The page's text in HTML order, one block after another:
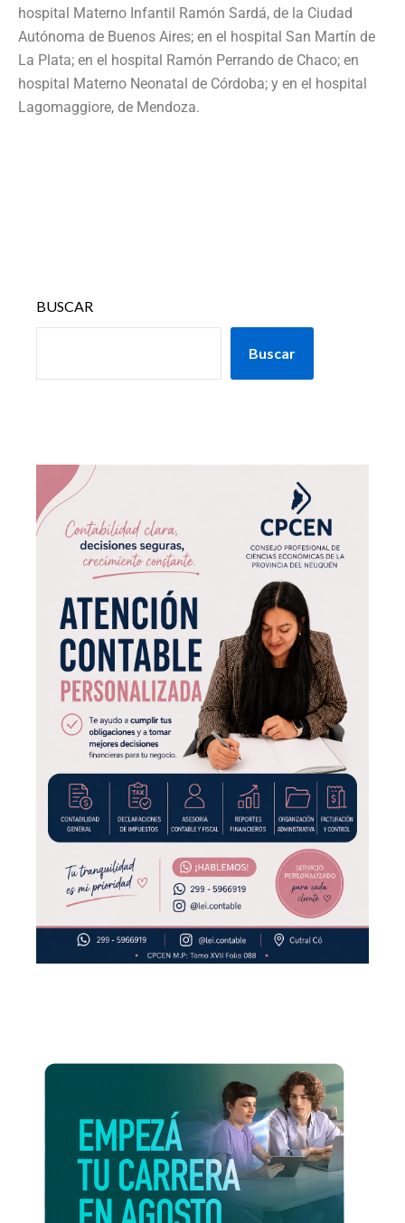
hospital Materno Infantil Ramón Sardá, de la Ciudad
Autónoma de Buenos Aires; en el hospital San Martín de
La Plata; en el hospital Ramón Perrando de Chaco; en
hospital Materno Neonatal de Córdoba; y en el hospital
Lagomaggiore, de Mendoza.
BUSCAR
Buscar